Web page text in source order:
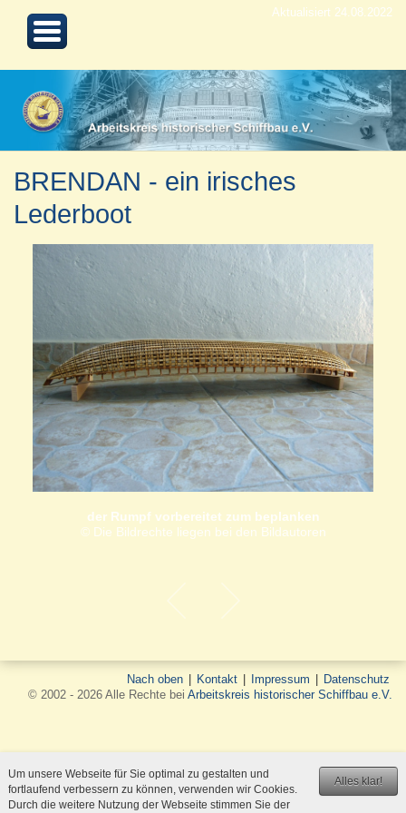
Aktualisiert 24.08.2022
BRENDAN - ein irisches
Lederboot
der Rumpf vorbereitet zum beplanken
© Die Bildrechte liegen bei den Bildautoren
Nach oben Kontakt Impressum
Datenschutz
© 2002 - 2026 Alle Rechte bei Arbeitskreis historischer Schiffbau e.V.
Alles klar!
Um unsere Webseite für Sie optimal zu gestalten und
fortlaufend verbessern zu können, verwenden wir Cookies.
Durch die weitere Nutzung der Webseite stimmen Sie der